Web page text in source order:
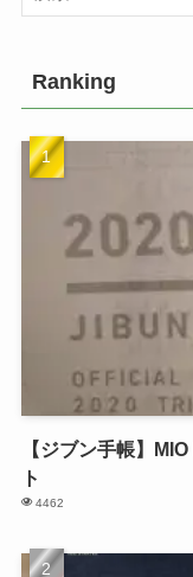
Ranking
【ジブン手帳】
ト
4462